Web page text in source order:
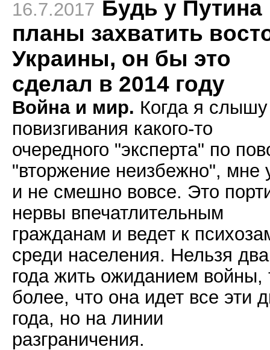
16.7.2017 Будь у Путина
планы захватить
Украины, он бы это
сделал в 2014 году
Война и мир. Когда я слышу
повизгивания какого-то
очередного "эксперта" по
"вторжение неизбежно", мне
и не смешно вовсе. Это
нервы впечатлительным
гражданам и ведет к
среди населения. Нельзя два
года жить ожиданием войны,
более, что она идет все эти
года, но на линии
разграничения.